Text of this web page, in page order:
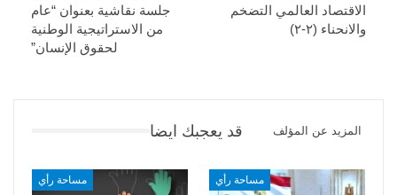
جلسة نقاشية بعنوان “عام
من الاستراتيجية الوطنية
لحقوق الإنسان”
الاقتصاد العالمي التضخم
والانحناء (٢-٢)
قد يعجبك ايضا المزيد عن المؤلف
مساحة رأي مساحة رأي